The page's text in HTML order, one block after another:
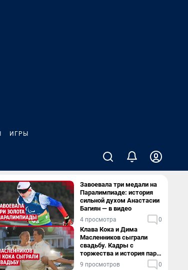
ИГРЫ
Завоевала три медали на
Паралимпиаде: история
сильной духом Анастасии
Багиян — в видео
4 просмотра 0
Клава Кока и Дима
Масленников сыграли
свадьбу. Кадры с
торжества и история пары
— в видео
9 просмотров 0